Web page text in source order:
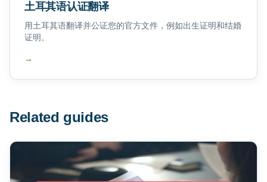
土耳其语认证翻译
用土耳其语翻译并公证您的官方文件，例如出生证明和结婚
证明。
→
Related guides